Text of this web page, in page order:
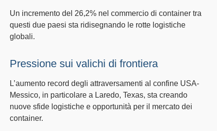
Un incremento del 26,2% nel commercio di container tra
questi due paesi sta ridisegnando le rotte logistiche
globali.
Pressione sui valichi di frontiera
L’aumento record degli attraversamenti al confine USA-
Messico, in particolare a Laredo, Texas, sta creando
nuove sfide logistiche e opportunità per il mercato dei
container.